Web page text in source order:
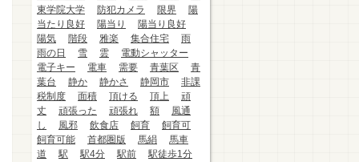
東学院大学
防犯カメラ 限界
陽
当たり良好
陽当り
陽当り良好
陽気
階段 雅楽 集合住宅
雨
雨の日
雪 雲
電動シャッター
電子キー
電車 需要 青葉区
青
葉台
静か 静かさ 静岡市
非課
税制度
面積 頂ける 頂上
頑
丈
頑張った 頑張れ 額
風通
し
風邪 飲食店 飼育
飼育可
飼育可能
首都圏版 馬絹
馬車
道
駅 駅4分 駅前
駅徒歩1分